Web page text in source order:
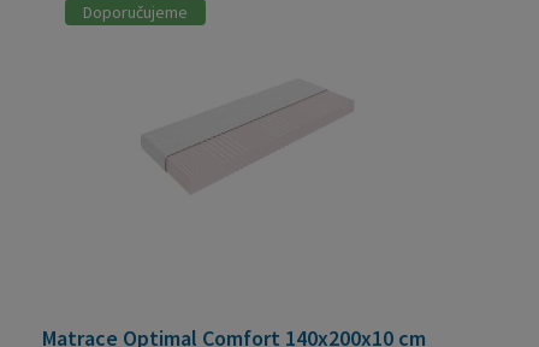
Doporučujeme
Matrace Optimal Comfort 140x200x10 cm